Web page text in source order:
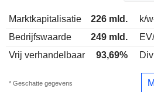
Marktkapitalisatie 226 mld. k/
Bedrijfswaarde
249 mld.
Vrij verhandelbaar
93,69%
* Geschatte gegevens